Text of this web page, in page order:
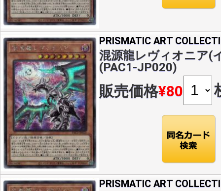
PRISMATIC ART
混源龍レヴィオニア(
(PAC1-JP020)
販売価格¥80
PRISMATIC ART